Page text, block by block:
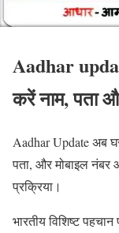
Aadhar
करें नाम, पता
Aadhar Update अब
पता, और मोबाइल
प्रक्रिया।
भारतीय विशिष्ट